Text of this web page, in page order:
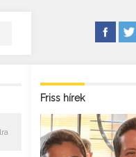
Friss hírek